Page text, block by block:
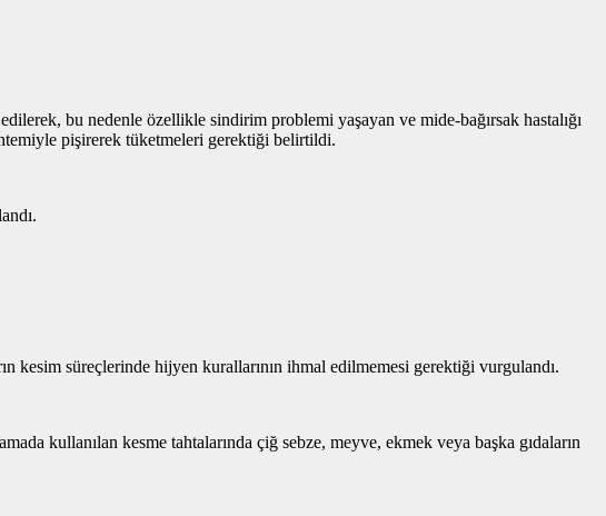
bu nedenle özellikle sindirim problemi yaşayan ve mide-bağırsak hastalığı
pişirerek tüketmeleri gerektiği belirtildi.
kesim süreçlerinde hijyen kurallarının ihmal edilmemesi gerektiği vurgulandı.
kullanılan kesme tahtalarında çiğ sebze, meyve, ekmek veya başka gıdaların